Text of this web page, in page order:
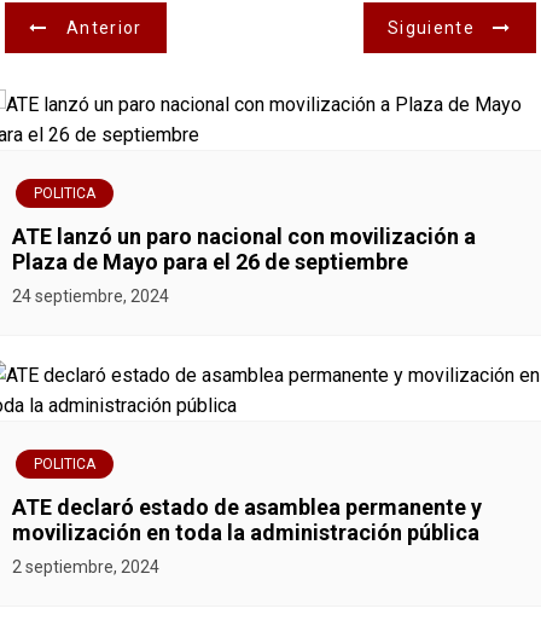
N
a
v
e
g
a
i
ó
n
d
Anterior Siguiente
POLITICA
ATE lanzó un paro nacional con movilización a
Plaza de Mayo para el 26 de septiembre
24 septiembre, 2024
POLITICA
ATE declaró estado de asamblea permanente y
movilización en toda la administración pública
2 septiembre, 2024